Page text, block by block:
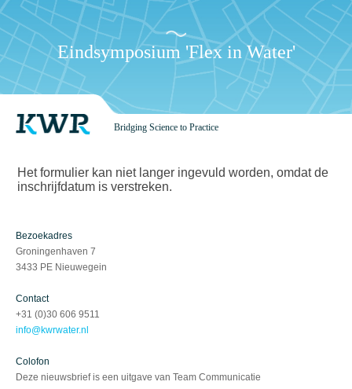
Eindsymposium 'Flex in Water'
Bridging Science to Practice
Het formulier kan niet langer ingevuld worden, omdat de
inschrijfdatum is verstreken.
Bezoekadres
Groningenhaven 7
3433 PE Nieuwegein
Contact
+31 (0)30 606 9511
info@kwrwater.nl
Colofon
Deze nieuwsbrief is een uitgave van Team Communicatie